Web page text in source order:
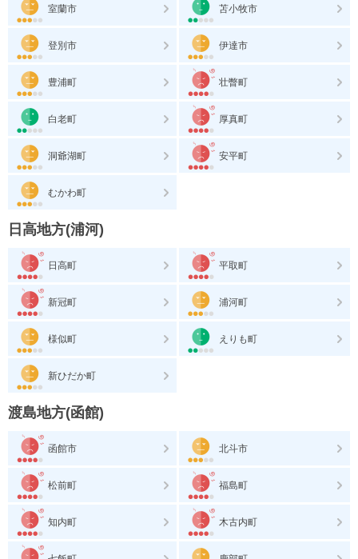
室蘭市 苫小牧市
登別市 伊達市
豊浦町 壮瞥町
白老町 厚真町
洞爺湖町 安平町
むかわ町
日高地方(浦河)
日高町 平取町
新冠町 浦河町
様似町 えりも町
新ひだか町
渡島地方(函館)
函館市 北斗市
松前町 福島町
知内町 木古内町